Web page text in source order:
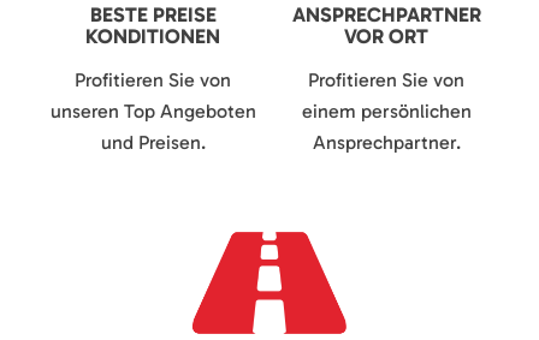
BESTE PREISE
KONDITIONEN
Profitieren Sie von
unseren Top Angeboten
und Preisen.
ANSPRECHPARTNER
VOR ORT
Profitieren Sie von
einem persönlichen
Ansprechpartner.